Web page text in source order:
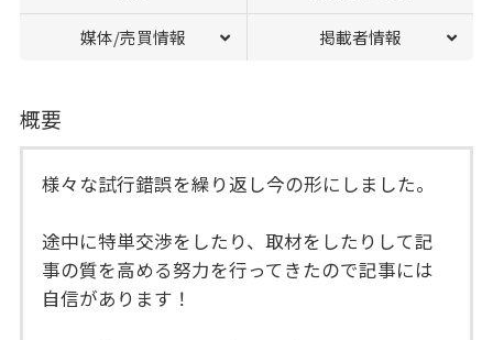
媒体/売買情報 掲載者情報
概要
様々な試行錯誤を繰り返し今の形にしました。
途中に特単交渉をしたり、取材をしたりして記
事の質を高める努力を行ってきたので記事には
自信があります！